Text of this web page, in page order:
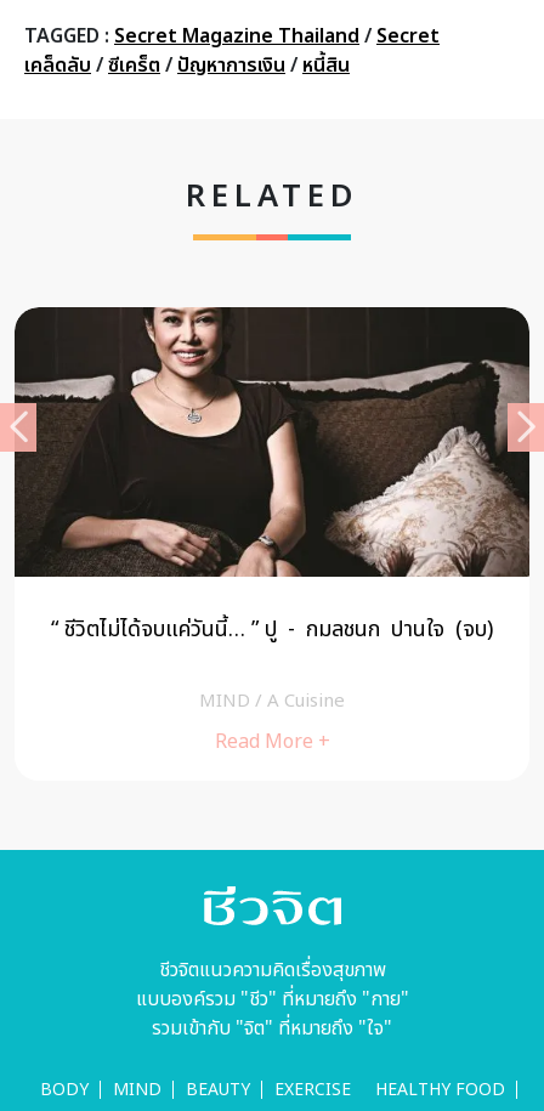
TAGGED : Secret Magazine Thailand / Secret
เคล็ดลับ /ซีเคร็ต / ปัญหาการเงิน / หนี้สิน
RELATED
“ ชีวิตไม่ได้จบแค่วันนี้… ” ปู - กมลชนก ปานใจ (จบ)
MIND / A Cuisine
Read More +
ชีวจิตแนวความคิดเรื่องสุขภาพ
แบบองค์รวม "ชีว" ที่หมายถึง "กาย"
รวมเข้ากับ "จิต" ที่หมายถึง "ใจ"
BODY MIND BEAUTY EXERCISE HEALTHY FOOD